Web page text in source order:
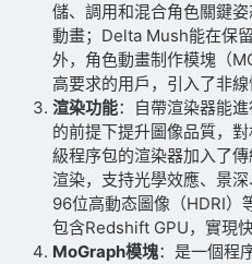
儲、調用和混合角色關鍵
動畫；Delta Mush能在保
外，角色動畫制作模塊（
高要求的用戶，引入了非線
渲染功能：自帶渲染器能
的前提下提升圖像品質，
級程序包的渲染器加入了
渲染，支持光學效應、景深
96位高動态圖像（HDRI
包含Redshift GPU，實現
MoGraph模塊：是一個程